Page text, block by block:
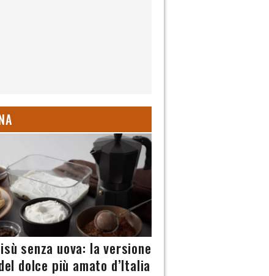
senza uova: la versione
dolce più amato d’Italia